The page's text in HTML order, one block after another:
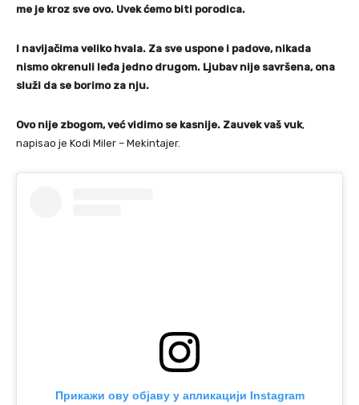
me je kroz sve ovo. Uvek ćemo biti porodica.
I navijačima veliko hvala. Za sve uspone i padove, nikada
nismo okrenuli leđa jedno drugom. Ljubav nije savršena, ona
služi da se borimo za nju.
Ovo nije zbogom, već vidimo se kasnije. Zauvek vaš vuk,
napisao je Kodi Miler – Mekintajer.
Прикажи ову објаву у апликацији Instagram